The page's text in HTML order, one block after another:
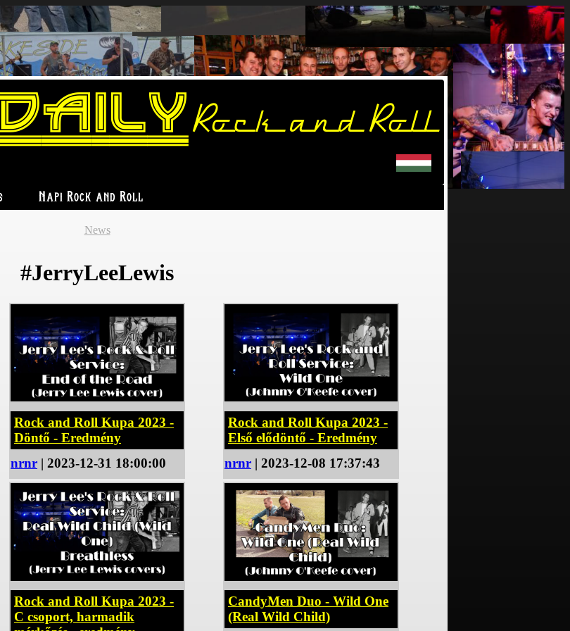
Rock and Roll
Napi Rock and Roll
News
#JerryLeeLewis
Rock and Roll Kupa 2023 -
Döntő - Eredmény
nrnr | 2023-12-31 18:00:00
Rock and Roll Kupa 2023 -
Első elődöntő - Eredmény
nrnr | 2023-12-08 17:37:43
Rock and Roll Kupa 2023 -
C csoport, harmadik
CandyMen Duo - Wild One
(Real Wild Child)